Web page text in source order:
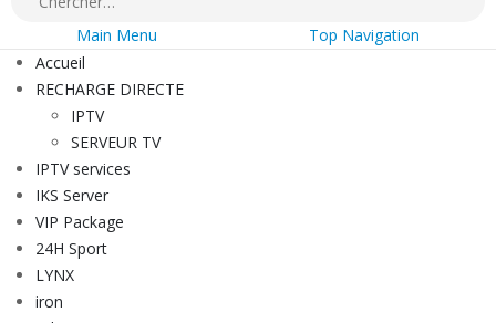
Main Menu
Top Navigation
Accueil
RECHARGE DIRECTE
IPTV
SERVEUR TV
IPTV services
IKS Server
VIP Package
24H Sport
LYNX
iron